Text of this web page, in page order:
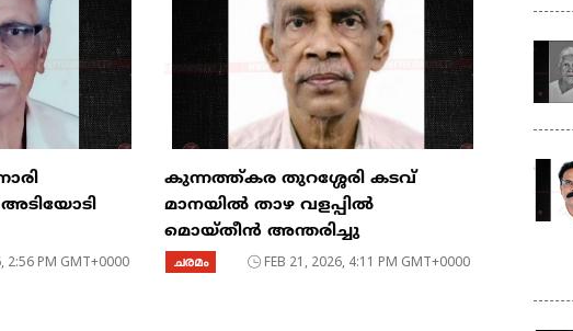
അടിയോടി
2:56 PM GMT+0000
കുന്നത്ത്കര തുറശ്ശേരി കടവ്
മാനയിൽ താഴ വളപ്പിൽ
മൊയ്തീൻ അന്തരിച്ചു
ചരമം FEB 21, 2026, 4:11 PM GMT+0000